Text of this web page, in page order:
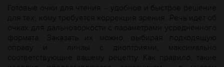
Готовые очки для чтения – удобное и быстрое решение
для тех, кому требуется коррекция зрения. Речь идет об
очках для дальнозоркости с параметрами усредненного
формата. Заказать их можно, выбирая подходящую
оправу и
линзы с диоптриями, максимально
соответствующие вашему рецепту. Как правило, такие